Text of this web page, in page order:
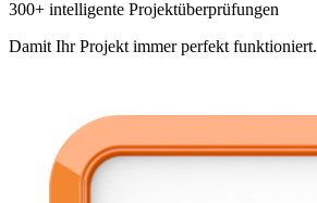
300+ intelligente Projektüberprüfungen
Damit Ihr Projekt immer perfekt funktioniert.